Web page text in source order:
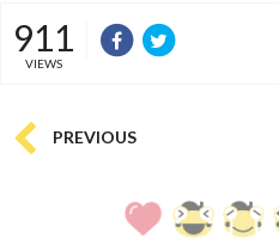
911
VIEWS
PREVIOUS